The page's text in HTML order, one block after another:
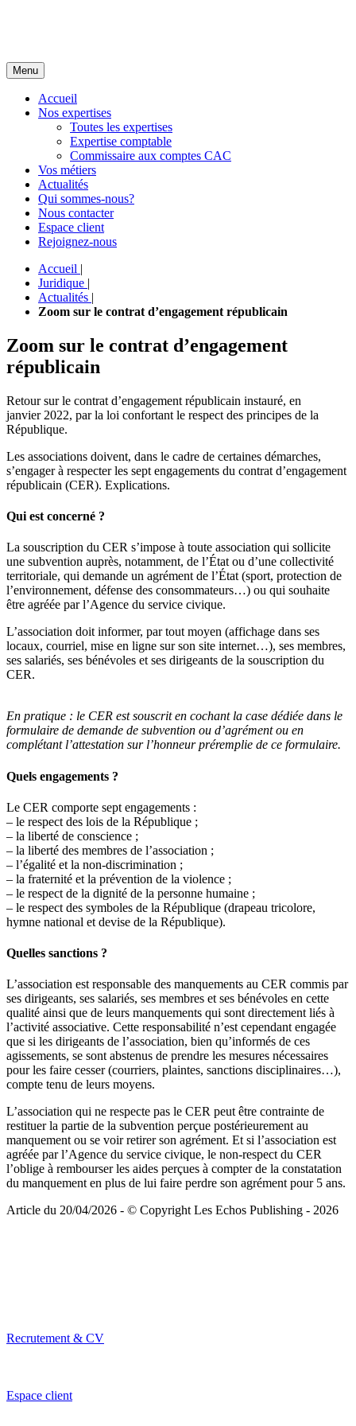
Menu
Accueil
Nos expertises
Toutes les expertises
Expertise comptable
Commissaire aux comptes CAC
Vos métiers
Actualités
Qui sommes-nous?
Nous contacter
Espace client
Rejoignez-nous
Accueil |
Juridique |
Actualités |
Zoom sur le contrat d’engagement républicain
Zoom sur le contrat d’engagement
républicain
Retour sur le contrat d’engagement républicain instauré, en
janvier 2022, par la loi confortant le respect des principes de la
République.
Les associations doivent, dans le cadre de certaines démarches,
s’engager à respecter les sept engagements du contrat d’engagement
républicain (CER). Explications.
Qui est concerné ?
La souscription du CER s’impose à toute association qui sollicite
une subvention auprès, notamment, de l’État ou d’une collectivité
territoriale, qui demande un agrément de l’État (sport, protection de
l’environnement, défense des consommateurs…) ou qui souhaite
être agréée par l’Agence du service civique.
L’association doit informer, par tout moyen (affichage dans ses
locaux, courriel, mise en ligne sur son site internet…), ses membres,
ses salariés, ses bénévoles et ses dirigeants de la souscription du
CER.
En pratique : le CER est souscrit en cochant la case dédiée dans le
formulaire de demande de subvention ou d’agrément ou en
complétant l’attestation sur l’honneur préremplie de ce formulaire.
Quels engagements ?
Le CER comporte sept engagements :
– le respect des lois de la République ;
– la liberté de conscience ;
– la liberté des membres de l’association ;
– l’égalité et la non-discrimination ;
– la fraternité et la prévention de la violence ;
– le respect de la dignité de la personne humaine ;
– le respect des symboles de la République (drapeau tricolore,
hymne national et devise de la République).
Quelles sanctions ?
L’association est responsable des manquements au CER commis par
ses dirigeants, ses salariés, ses membres et ses bénévoles en cette
qualité ainsi que de leurs manquements qui sont directement liés à
l’activité associative. Cette responsabilité n’est cependant engagée
que si les dirigeants de l’association, bien qu’informés de ces
agissements, se sont abstenus de prendre les mesures nécessaires
pour les faire cesser (courriers, plaintes, sanctions disciplinaires…),
compte tenu de leurs moyens.
L’association qui ne respecte pas le CER peut être contrainte de
restituer la partie de la subvention perçue postérieurement au
manquement ou se voir retirer son agrément. Et si l’association est
agréée par l’Agence du service civique, le non-respect du CER
l’oblige à rembourser les aides perçues à compter de la constatation
du manquement en plus de lui faire perdre son agrément pour 5 ans.
Article du 20/04/2026 - © Copyright Les Echos Publishing - 2026
Recrutement & CV
Espace client